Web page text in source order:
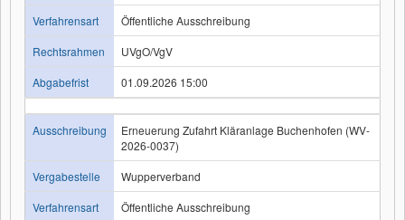
Verfahrensart
Öffentliche Ausschreibung
Rechtsrahmen
UVgO/VgV
Abgabefrist
01.09.2026 15:00
Ausschreibung
Erneuerung Zufahrt Kläranlage Buchenhofen (WV-
2026-0037)
Vergabestelle
Wupperverband
Verfahrensart
Öffentliche Ausschreibung